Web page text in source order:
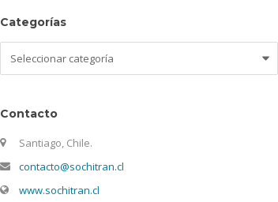
Categorías
Contacto
Santiago, Chile.
contacto@sochitran.cl
www.sochitran.cl